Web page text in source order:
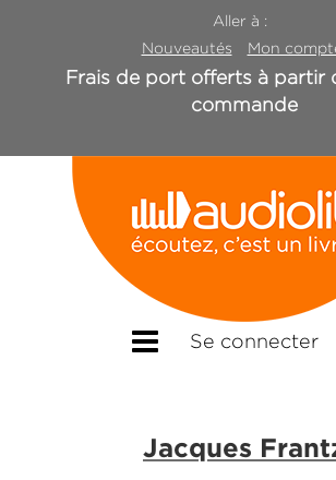
Aller à :
Nouveautés
Mon
Frais de port offerts à partir
commande
Se connecter
Jacques